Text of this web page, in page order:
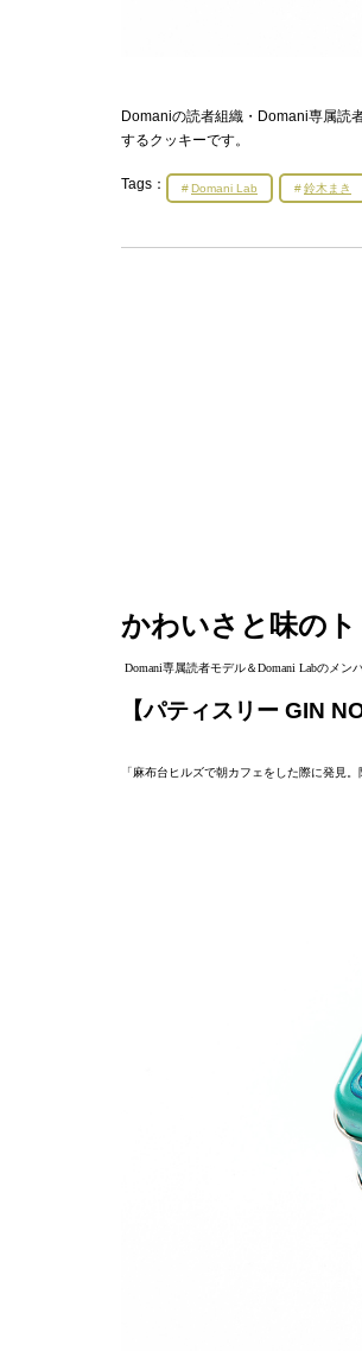
Domaniの読者組織・Domani専属読
するクッキーです。
Tags： Domani Lab 鈴木まき
かわいさと味のト
Domani専属読者モデル＆Domani Labのメ
【パティスリー GIN
「麻布台ヒルズで朝カフェをした際に発見